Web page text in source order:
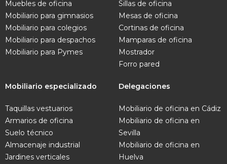
Muebles de oficina
Mobiliario para gimnasios
Mobiliario para colegios
Mobiliario para despachos
Mobiliario para Pymes
Sillas de oficina
Mesas de oficina
Cortinas de oficina
Mamparas de oficina
Mostrador
Forro pared
Mobiliario especializado
Taquillas vestuarios
Armarios de oficina
Suelo técnico
Almacenaje industrial
Jardines verticales
Delegaciones
Mobiliario de oficina en Cádiz
Mobiliario de oficina en
Sevilla
Mobiliario de oficina en
Huelva